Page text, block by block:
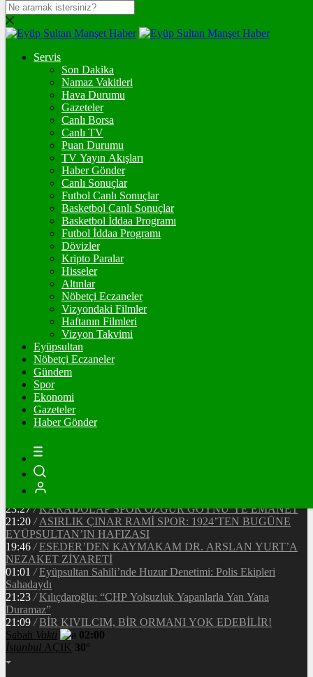
DOLAR
47,5988$% 0.05
EURO
% -0.07
STERLİN
% 0.15
GRAM ALTIN
%0,11
%-0,13
BİTCOİN
ETHEREUM
TETHER
Servis
Son Dakika
Namaz Vakitleri
Hava Durumu
Gazeteler
Canlı Borsa
Canlı TV
Puan Durumu
TV Yayın Akışları
Haber Gönder
Canlı Sonuçlar
Futbol Canlı Sonuçlar
Basketbol Canlı Sonuçlar
Basketbol İddaa Programı
Futbol İddaa Programı
Dövizler
Kripto Paralar
Hisseler
Altınlar
Nöbetçi Eczaneler
Vizyondaki Filmler
Haftanın Filmleri
Vizyon Takvimi
Eyüpsultan
Nöbetçi Eczaneler
Gündem
Spor
Ekonomi
Gazeteler
Haber Gönder
20:37 / CHP EYÜPSULTAN İLÇE ÖRGÜTÜ ÜYELERİ
/ MHP EYÜPSULTAN TEŞKİLATI’NIN ACI GÜNÜ
13:33
/ BAŞKAN DR. MİTHAT BÜLENT ÖZMEN’DEN
KAMUOYUNA AÇIKLAMA
Makyaj Sanatçısı Uzay Damla Yıldız, Uluslararası
Başarılarıyla Türkiye’yi Temsil Ediyor
23:27 / KARADOLAP SPOR ÖZGÜR GÖYNÜ’YE EMANET
21:20 / ASIRLIK ÇINAR RAMİ SPOR: 1924’TEN BUGÜNE
EYÜPSULTAN’IN HAFIZASI
19:46 / ESEDER’DEN KAYMAKAM DR. ARSLAN YURT’A
NEZAKET ZİYARETİ
01:01 / Eyüpsultan Sahili’nde Huzur Denetimi: Polis Ekipleri
Sahadaydı
21:23 / Kılıçdaroğlu: “CHP Yolsuzluk Yapanlarla Yan Yana
Duramaz”
21:09 / BİR KIVILCIM, BİR ORMANI YOK EDEBİLİR!
Sabah Vakti
02:00
İstanbul AÇIK 30°